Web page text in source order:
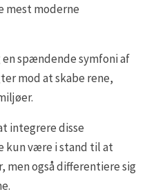
mest moderne
spændende symfoni af
mod at skabe rene,
integrere disse
kun være i stand til at
også differentiere sig